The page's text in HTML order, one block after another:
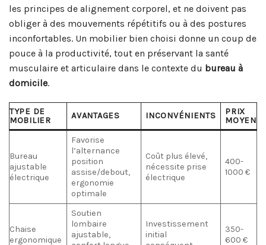
les principes de alignement corporel, et ne doivent pas
obliger à des mouvements répétitifs ou à des postures
inconfortables. Un mobilier bien choisi donne un coup de
pouce à la productivité, tout en préservant la santé
musculaire et articulaire dans le contexte du bureau à
domicile.
TYPE DE
MOBILIER
AVANTAGES INCONVÉNIENTS
PRIX
MOYEN
Bureau
ajustable
électrique
Favorise
l’alternance
position
assise/debout,
ergonomie
optimale
Coût plus élevé,
nécessite prise
électrique
400-
1000 €
Chaise
ergonomique
Soutien
lombaire
ajustable,
Investissement
initial
350-
600 €